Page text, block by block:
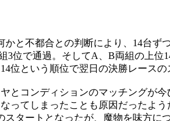
と不都合との判断により、14台
位で通過。そしてA、B両組の上
という順位で翌日の決勝レースの
とコンディションのマッチングが
ってしまったことも原因だったよ
タートとなったが、魔物を味方に